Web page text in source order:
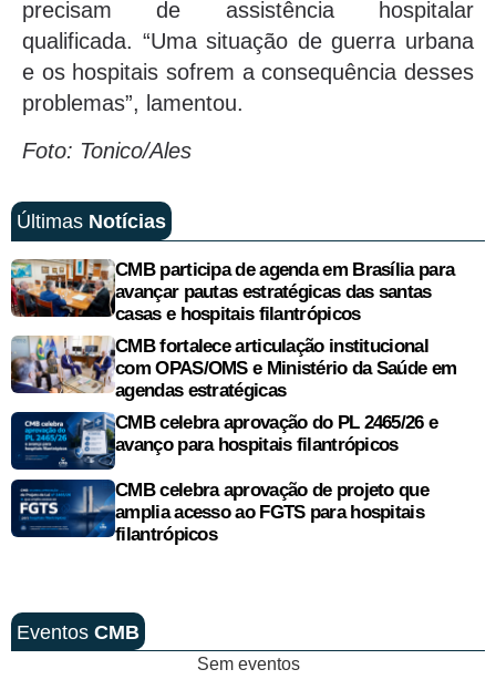
precisam de assistência hospitalar
qualificada. “Uma situação de guerra urbana
e os hospitais sofrem a consequência desses
problemas”, lamentou.
Foto: Tonico/Ales
Últimas Notícias
CMB participa de agenda em Brasília para
avançar pautas estratégicas das santas
casas e hospitais filantrópicos
CMB fortalece articulação institucional
com OPAS/OMS e Ministério da Saúde em
agendas estratégicas
CMB celebra aprovação do PL 2465/26 e
avanço para hospitais filantrópicos
CMB celebra aprovação de projeto que
amplia acesso ao FGTS para hospitais
filantrópicos
Eventos CMB
Sem eventos